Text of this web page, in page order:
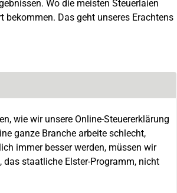
Wo die meisten Steuerlaien
bekommen. Das geht unseres Erachtens
wie wir unsere Online-Steuererklärung
ganze Branche arbeite schlecht,
immer besser werden, müssen wir
staatliche Elster-Programm, nicht